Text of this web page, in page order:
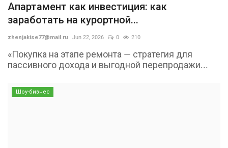
Апартамент как инвестиция: как
заработать на курортной...
zhenjakise77@mail.ru Jun 22, 2026 0 210
«Покупка на этапе ремонта — стратегия для
пассивного дохода и выгодной перепродажи...
Шоу-бизнес